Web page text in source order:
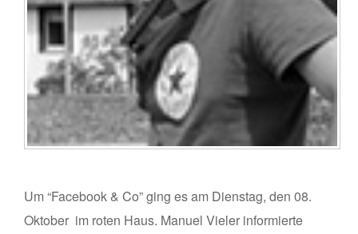
Um “Facebook & Co” ging es am Dienstag, den 08.
Oktober im roten Haus. Manuel Vieler informierte